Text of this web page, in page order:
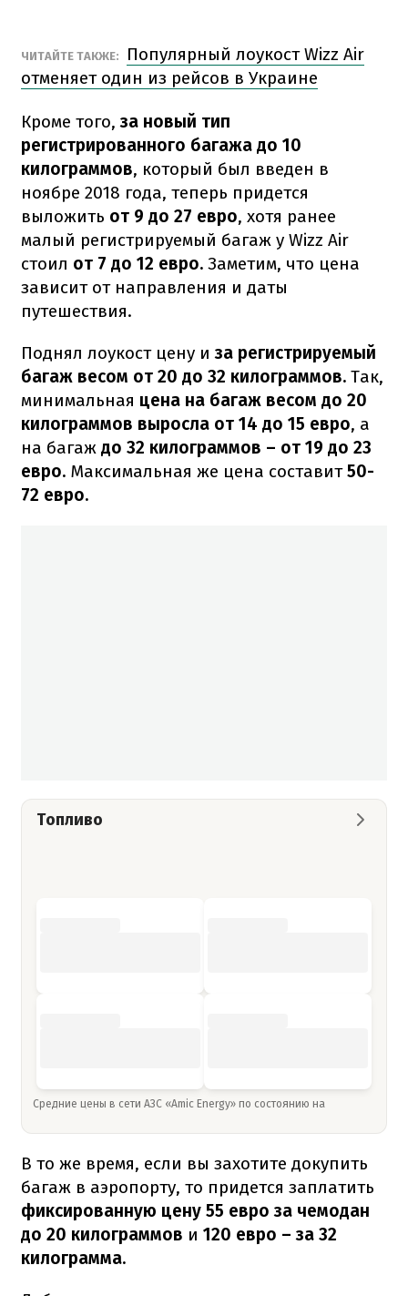
ЧИТАЙТЕ ТАКЖЕ:
Популярный лоукост Wizz Air
отменяет один из рейсов в Украине
Кроме того,за новый тип
регистрированного багажа до 10
килограммов, который был введен в
ноябре 2018 года, теперь придется
выложить от 9 до 27 евро, хотя ранее
малый регистрируемый багаж у Wizz Air
стоил от 7 до 12 евро. Заметим, что цена
зависит от направления и даты
путешествия.
Поднял лоукост цену и за регистрируемый
багаж весом от 20 до 32 килограммов. Так,
минимальная цена на багаж весом до 20
килограммов выросла от 14 до 15 евро, а
на багаж до 32 килограммов – от 19 до 23
евро. Максимальная же цена составит50-
72 евро.
Топливо
Средние цены в сети АЗС «Amic Energy» по состоянию на
В то же время, если вы захотите докупить
багаж в аэропорту, то придется заплатить
фиксированную цену 55 евро за чемодан
до 20 килограммов и 120 евро – за 32
килограмма.